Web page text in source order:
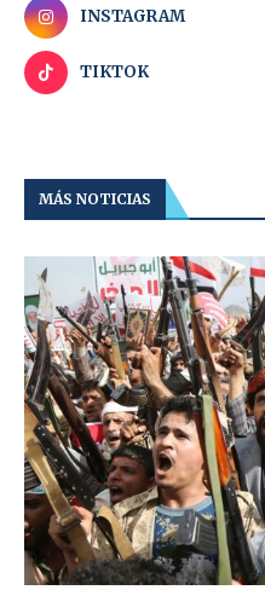
INSTAGRAM
TIKTOK
MÁS NOTICIAS